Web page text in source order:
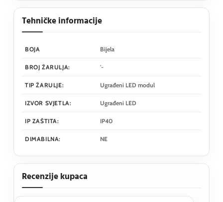
Tehničke informacije
BOJA Bijela
BROJ ŽARULJA: '-
TIP ŽARULJE: Ugrađeni LED modul
IZVOR SVJETLA: Ugrađeni LED
IP ZAŠTITA: IP40
DIMABILNA: NE
Recenzije kupaca